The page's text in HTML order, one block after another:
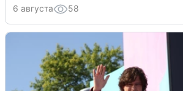
6 августа 58